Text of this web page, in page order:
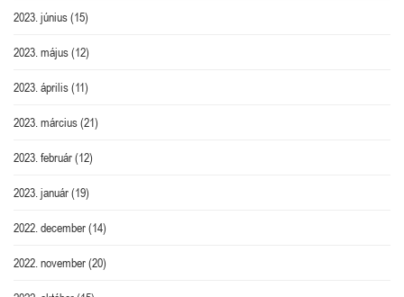
2023. június(15)
2023. május(12)
2023. április(11)
2023. március(21)
2023. február(12)
2023. január(19)
2022. december(14)
2022. november(20)